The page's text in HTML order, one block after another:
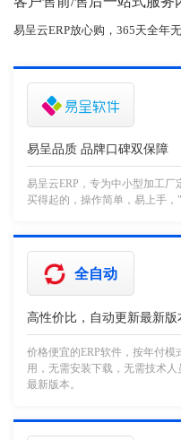
易呈云ERP放心购，365天全年
易呈品质 品牌口碑双保障
易呈云ERP，专为中小型加工厂
买得起的，操作简单，易上手，
全自动
高性价比，自动更新最新版
价格便宜的ERP软件，按年付模
用，无需安装下载，无需技术
最新版本。